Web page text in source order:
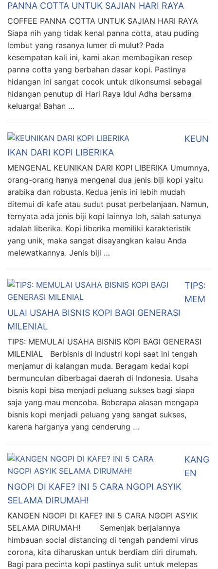
PANNA COTTA UNTUK SAJIAN HARI RAYA
COFFEE PANNA COTTA UNTUK SAJIAN HARI RAYA
Siapa nih yang tidak kenal panna cotta, atau puding
lembut yang rasanya lumer di mulut? Pada
kesempatan kali ini, kami akan membagikan resep
panna cotta yang berbahan dasar kopi. Pastinya
hidangan ini sangat cocok untuk dikonsumsi sebagai
hidangan penutup di Hari Raya Idul Adha bersama
keluarga! Bahan …
KEUN
IKAN DARI KOPI LIBERIKA
MENGENAL KEUNIKAN DARI KOPI LIBERIKA Umumnya,
orang-orang hanya mengenal dua jenis biji kopi yaitu
arabika dan robusta. Kedua jenis ini lebih mudah
ditemui di kafe atau sudut pusat perbelanjaan. Namun,
ternyata ada jenis biji kopi lainnya loh, salah satunya
adalah liberika. Kopi liberika memiliki karakteristik
yang unik, maka sangat disayangkan kalau Anda
melewatkannya. Jenis biji …
TIPS:
MEM
ULAI USAHA BISNIS KOPI BAGI GENERASI
MILENIAL
TIPS: MEMULAI USAHA BISNIS KOPI BAGI GENERASI
MILENIAL Berbisnis di industri kopi saat ini tengah
menjamur di kalangan muda. Beragam kedai kopi
bermunculan diberbagai daerah di Indonesia. Usaha
bisnis kopi bisa menjadi peluang sukses bagi siapa
saja yang mau mencoba. Beberapa alasan mengapa
bisnis kopi menjadi peluang yang sangat sukses,
karena harganya yang cenderung …
KANG
EN
NGOPI DI KAFE? INI 5 CARA NGOPI ASYIK
SELAMA DIRUMAH!
KANGEN NGOPI DI KAFE? INI 5 CARA NGOPI ASYIK
SELAMA DIRUMAH! Semenjak berjalannya
himbauan social distancing di tengah pandemi virus
corona, kita diharuskan untuk berdiam diri dirumah.
Bagi para pecinta kopi pastinya sulit untuk melepas